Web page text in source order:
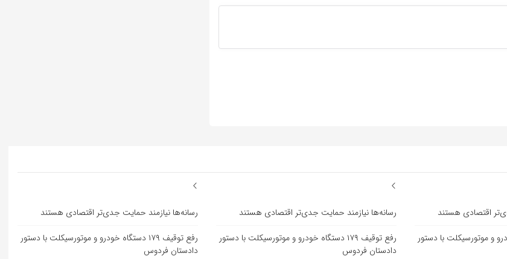
اقتصادی هستند
خودرو و موتورسیکلت با دستور
رسانه‌ها نیازمند حمایت جدی‌تر اقتصادی هستند
رفع توقیف ۱۷۹ دستگاه خودرو و موتورسیکلت با دستور
دادستان فردوس
رسانه‌ها نیازمند حمایت جدی‌تر اقتصادی هستند
رفع توقیف ۱۷۹ دستگاه خودرو و موتورسیکلت با دستور
دادستان فردوس